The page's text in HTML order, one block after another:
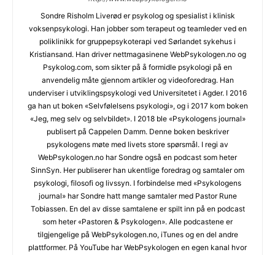
Sondre Risholm Liverød er psykolog og spesialist i klinisk
voksenpsykologi. Han jobber som terapeut og teamleder ved en
poliklinikk for gruppepsykoterapi ved Sørlandet sykehus i
Kristiansand. Han driver nettmagasinene WebPsykologen.no og
Psykolog.com, som sikter på å formidle psykologi på en
anvendelig måte gjennom artikler og videoforedrag. Han
underviser i utviklingspsykologi ved Universitetet i Agder. I 2016
ga han ut boken «Selvfølelsens psykologi», og i 2017 kom boken
«Jeg, meg selv og selvbildet». I 2018 ble «Psykologens journal»
publisert på Cappelen Damm. Denne boken beskriver
psykologens møte med livets store spørsmål. I regi av
WebPsykologen.no har Sondre også en podcast som heter
SinnSyn. Her publiserer han ukentlige foredrag og samtaler om
psykologi, filosofi og livssyn. I forbindelse med «Psykologens
journal» har Sondre hatt mange samtaler med Pastor Rune
Tobiassen. En del av disse samtalene er spilt inn på en podcast
som heter «Pastoren & Psykologen». Alle podcastene er
tilgjengelige på WebPsykologen.no, iTunes og en del andre
plattformer. På YouTube har WebPsykologen en egen kanal hvor